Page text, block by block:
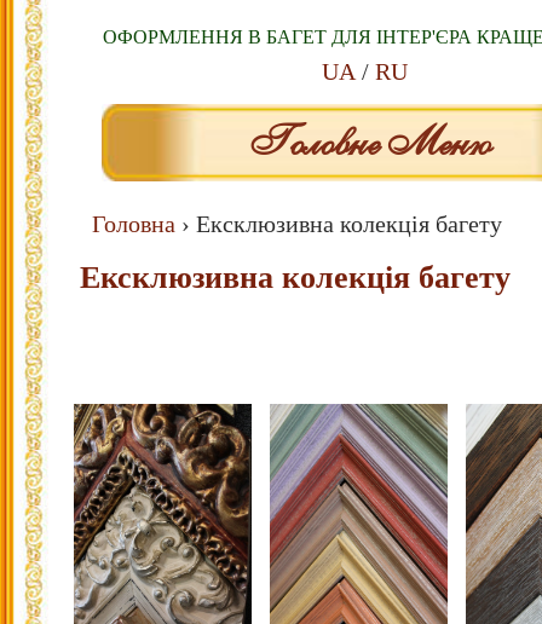
ОФОРМЛЕННЯ В БАГЕТ ДЛЯ ІНТЕР'ЄРА
UA RU
Головне Меню
Переміститись до тексту
Головна › Ексклюзивна колекція багету
Ексклюзивна колекція багету